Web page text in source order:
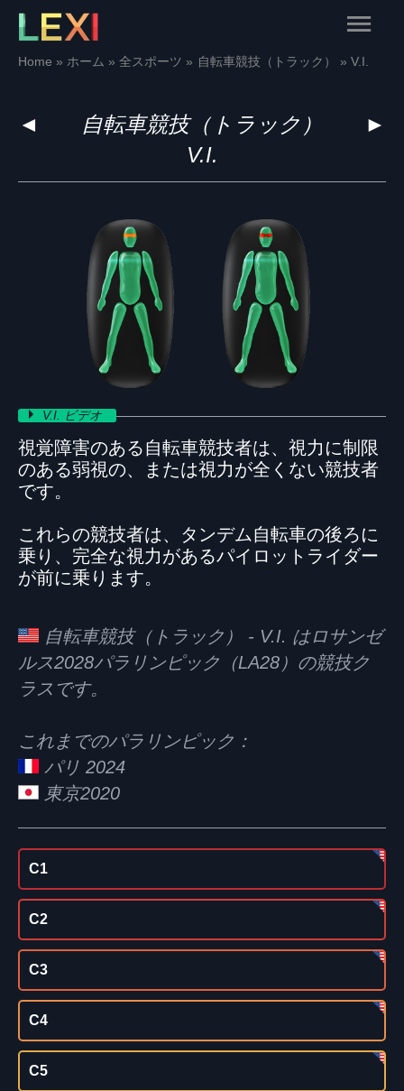
Skip
content
Main
Menu
Home ホーム 全スポーツ 自転車競技（トラック） V.I.
◄ ►
自転車競技（トラック）
V.I.
V.I. ビデオ
視覚障害のある自転車競技者は、視力に制限
のある弱視の、または視力が全くない競技者
です。
これらの競技者は、タンデム自転車の後ろに
乗り、完全な視力があるパイロットライダー
が前に乗ります。
自転車競技（トラック） - V.I. はロサンゼ
ルス2028パラリンピック（LA28）の競技ク
ラスです。
これまでのパラリンピック：
パリ 2024
東京2020
C1
C2
C3
C4
C5